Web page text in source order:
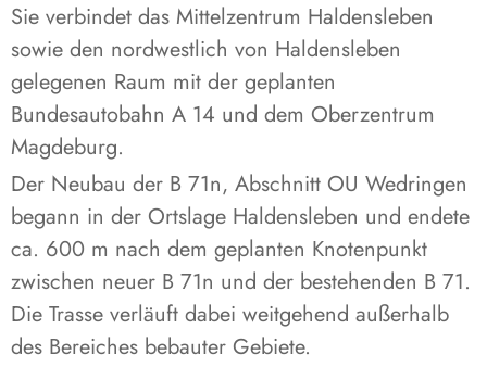
Sie verbindet das Mittelzentrum Haldensleben
sowie den nordwestlich von Haldensleben
gelegenen Raum mit der geplanten
Bundesautobahn A 14 und dem Oberzentrum
Magdeburg.
Der Neubau der B 71n, Abschnitt OU Wedringen
begann in der Ortslage Haldensleben und endete
ca. 600 m nach dem geplanten Knotenpunkt
zwischen neuer B 71n und der bestehenden B 71.
Die Trasse verläuft dabei weitgehend außerhalb
des Bereiches bebauter Gebiete.